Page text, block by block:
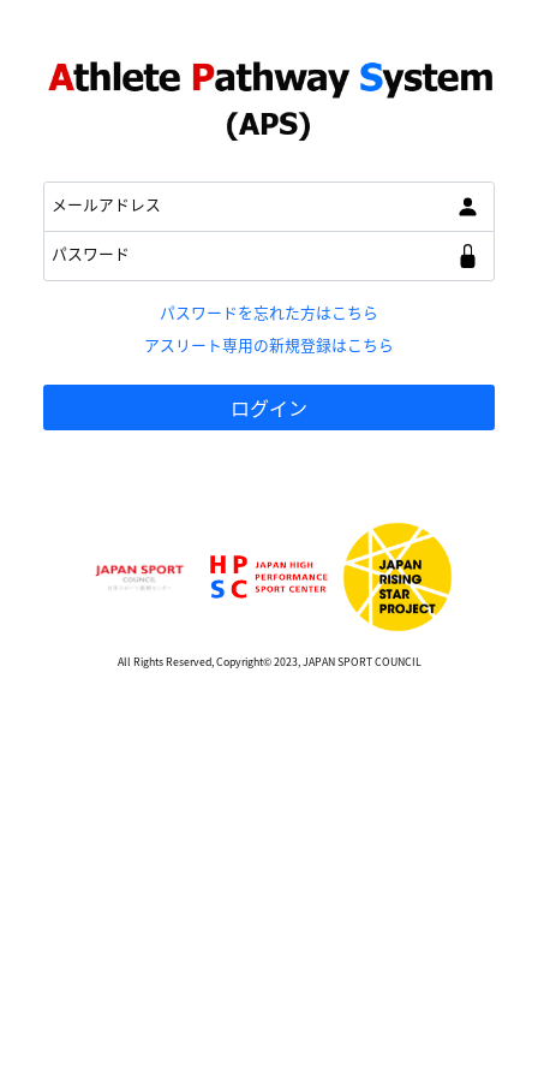
メールアドレス
パスワード
パスワードを忘れた方はこちら
アスリート専用の新規登録はこちら
ログイン
All Rights Reserved, Copyright© 2023, JAPAN SPORT COUNCIL